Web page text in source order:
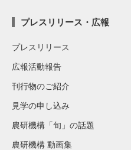
プレスリリース・広報
プレスリリース
広報活動報告
刊行物のご紹介
見学の申し込み
農研機構「旬」の話題
農研機構 動画集